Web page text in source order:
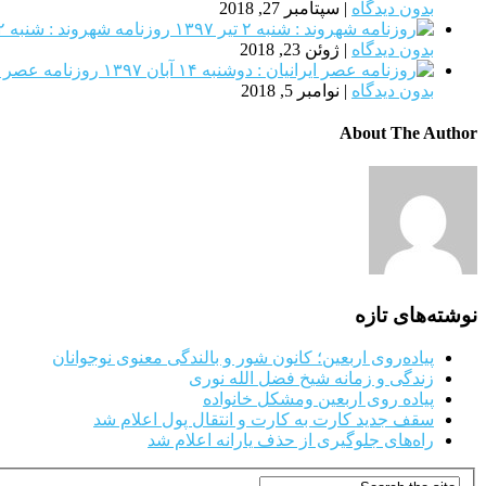
بدون دیدگاه | سپتامبر 27, 2018
روزنامه شهروند : شنبه ۲ تیر ۱۳۹۷
بدون دیدگاه | ژوئن 23, 2018
روزنامه عصر
بدون دیدگاه | نوامبر 5, 2018
About The Author
نوشته‌های تازه
پیاده‌روی اربعین؛ کانون شور و بالندگی معنوی نوجوانان
زندگی و زمانه شیخ فضل الله نوری
پیاده روی اربعین ومشکل خانواده
سقف جدید کارت به کارت و انتقال پول اعلام شد
راه‌های جلوگیری از حذف یارانه اعلام شد